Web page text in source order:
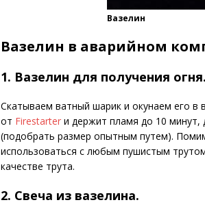
Вазелин
Вазелин в аварийном
1. Вазелин для получения огня.
Скатываем ватный шарик и окунаем его в
от Firestarter и держит пламя до 10
(подобрать размер опытным путем).
использоваться с любым пушистым
качестве трута.
2. Свеча из вазелина.